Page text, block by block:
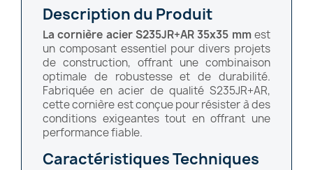
Description du Produit
La cornière acier S235JR+AR 35x35 mmest
un composant essentiel pour divers projets
de construction, offrant une combinaison
optimale de robustesse et de durabilité.
Fabriquée en acier de qualité S235JR+AR,
cette cornière est conçue pour résister à des
conditions exigeantes tout en offrant une
performance fiable.
Caractéristiques Techniques